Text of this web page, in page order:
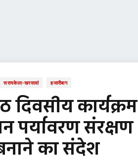
सरायकेला-खरसावां हजारीबाग
कार्यक्रम
पर्यावरण संरक्षण
का संदेश